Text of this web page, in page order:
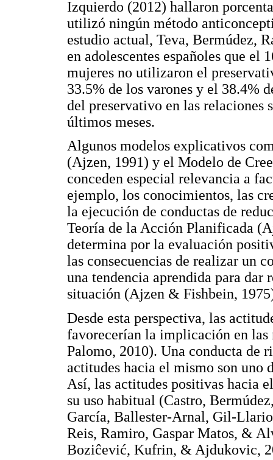
Izquierdo (2012) hallaron
utilizó ningún método
estudio actual, Teva, Bermúdez,
en adolescentes españoles que el
mujeres no utilizaron el
33.5% de los varones y el 38.4%
del preservativo en las relaciones
últimos meses.
Algunos modelos explicativos
(Ajzen, 1991) y el Modelo de
conceden especial relevancia a
ejemplo, los conocimientos, las
la ejecución de conductas de
Teoría de la Acción Planificada
determina por la evaluación
las consecuencias de realizar un
una tendencia aprendida para dar
situación (Ajzen & Fishbein,
Desde esta perspectiva, las
favorecerían la implicación en
Palomo, 2010). Una conducta de
actitudes hacia el mismo son uno
Así, las actitudes positivas hacia
su uso habitual (Castro,
García, Ballester-Arnal, Gil-
Reis, Ramiro, Gaspar Matos, &
Boziĉević, Kufrin, & Ajdukovic,